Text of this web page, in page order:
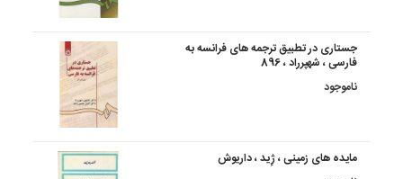
جستاری در تطبیق ترجمه های فرانسه به
فارسی ، شهپرراد ، 896
ناموجود
مایده های زمینی ، ژِید ، داریوش